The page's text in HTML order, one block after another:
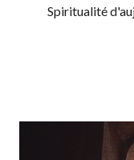
Spiritualité